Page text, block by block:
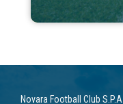
Novara Football Club